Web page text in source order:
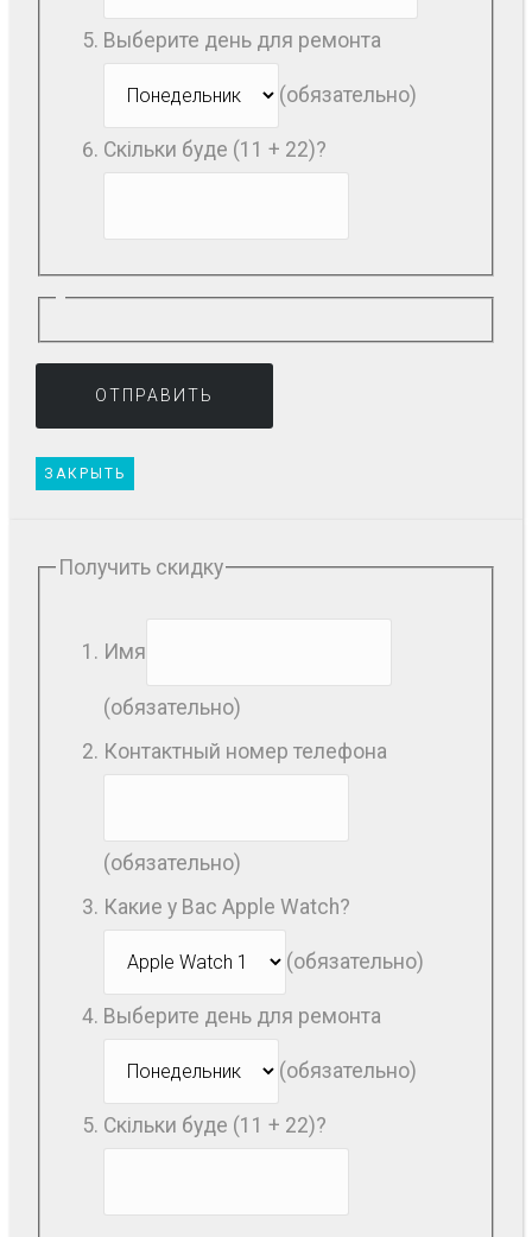
Выберите день для ремонта
(обязательно)
Скільки буде (11 + 22)?
ЗАКРЫТЬ
Получить скидку
Имя
(обязательно)
Контактный номер телефона
(обязательно)
Какие у Вас Apple Watch?
(обязательно)
Выберите день для ремонта
(обязательно)
Скільки буде (11 + 22)?